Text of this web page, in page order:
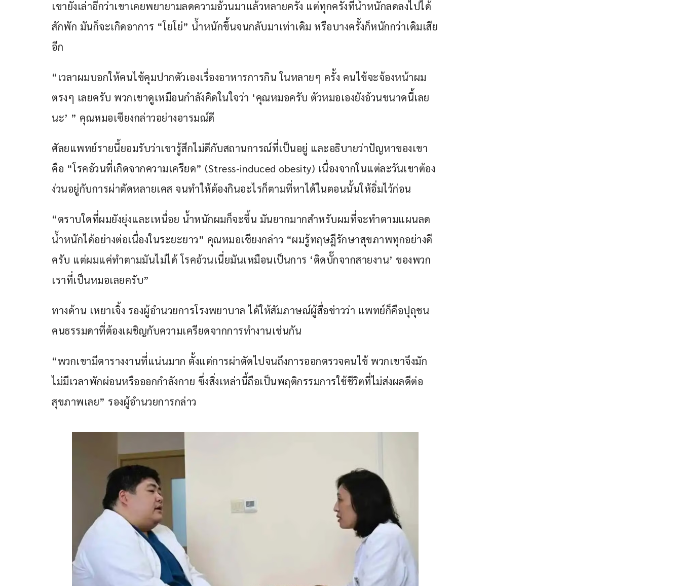
เขายังเล่าอีกว่าเขาเคยพยายามลดความอ้วนมาแล้วหลายครั้ง แต่ทุกครั้งที่น้ำหนักลดลงไปได้
สักพัก มันก็จะเกิดอาการ “โยโย่” น้ำหนักขึ้นจนกลับมาเท่าเดิม หรือบางครั้งก็หนักกว่าเดิมเสีย
อีก
“เวลาผมบอกให้คนไข้คุมปากตัวเองเรื่องอาหารการกิน ในหลายๆ ครั้ง คนไข้จะจ้องหน้าผม
ตรงๆ เลยครับ พวกเขาดูเหมือนกำลังคิดในใจว่า ‘คุณหมอครับ ตัวหมอเองยังอ้วนขนาดนี้เลย
นะ’ ” คุณหมอเซียงกล่าวอย่างอารมณ์ดี
ศัลยแพทย์รายนี้ยอมรับว่าเขารู้สึกไม่ดีกับสถานการณ์ที่เป็นอยู่ และอธิบายว่าปัญหาของเขา
คือ “โรคอ้วนที่เกิดจากความเครียด” (Stress-induced obesity) เนื่องจากในแต่ละวันเขาต้อง
ง่วนอยู่กับการผ่าตัดหลายเคส จนทำให้ต้องกินอะไรก็ตามที่หาได้ในตอนนั้นให้อิ่มไว้ก่อน
“ตราบใดที่ผมยังยุ่งและเหนื่อย น้ำหนักผมก็จะขึ้น มันยากมากสำหรับผมที่จะทำตามแผนลด
น้ำหนักได้อย่างต่อเนื่องในระยะยาว” คุณหมอเซียงกล่าว “ผมรู้ทฤษฎีรักษาสุขภาพทุกอย่างดี
ครับ แต่ผมแค่ทำตามมันไม่ได้ โรคอ้วนเนี่ยมันเหมือนเป็นการ ‘ติดบั๊กจากสายงาน’ ของพวก
เราที่เป็นหมอเลยครับ”
ทางด้าน เหยาเจิ้ง รองผู้อำนวยการโรงพยาบาล ได้ให้สัมภาษณ์ผู้สื่อข่าวว่า แพทย์ก็คือปุถุชน
คนธรรมดาที่ต้องเผชิญกับความเครียดจากการทำงานเช่นกัน
“พวกเขามีตารางงานที่แน่นมาก ตั้งแต่การผ่าตัดไปจนถึงการออกตรวจคนไข้ พวกเขาจึงมัก
ไม่มีเวลาพักผ่อนหรือออกกำลังกาย ซึ่งสิ่งเหล่านี้ถือเป็นพฤติกรรมการใช้ชีวิตที่ไม่ส่งผลดีต่อ
สุขภาพเลย” รองผู้อำนวยการกล่าว